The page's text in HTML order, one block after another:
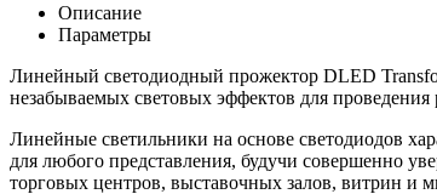
Описание
Параметры
Линейный светодиодный прожектор DLED
незабываемых световых эффектов для
Линейные светильники на основе светодиодов
для любого представления, будучи совершенно
торговых центров, выставочных залов, витрин и